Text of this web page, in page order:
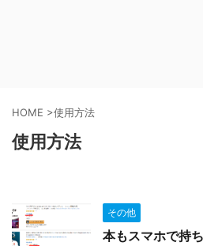
HOME >使用方法
使用方法
その他
本もスマホで持